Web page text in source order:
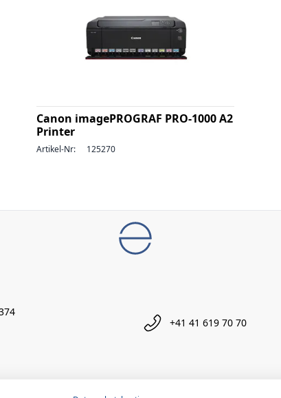
Canon imagePROGRAF PRO-1000 A2
Printer
Artikel-Nr: 125270
+41 41 619 70 70